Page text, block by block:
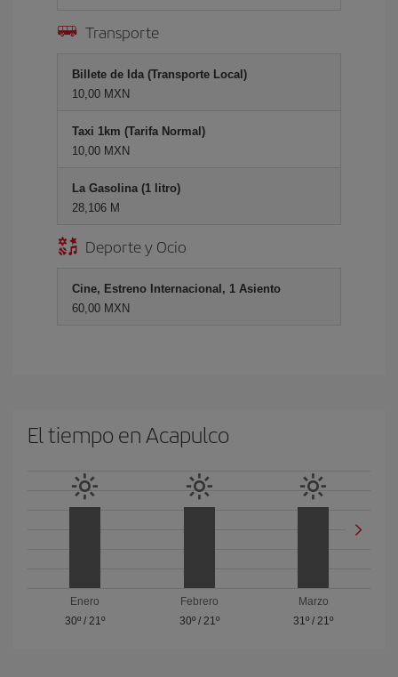
Transporte
Billete de Ida (Transporte Local)
10,00 MXN
Taxi 1km (Tarifa Normal)
10,00 MXN
La Gasolina (1 litro)
28,106 M
Deporte y Ocio
Cine, Estreno Internacional, 1 Asiento
60,00 MXN
El tiempo en Acapulco
Enero
30º/ 21º
Febrero
30º/ 21º
Marzo
31º / 21º